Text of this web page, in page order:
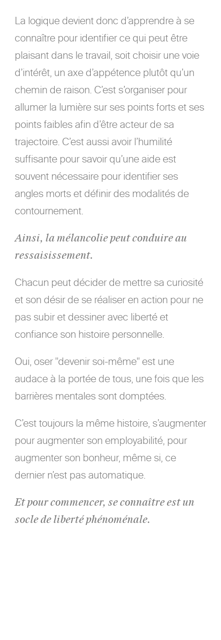
La logique devient donc d’apprendre à se
connaître pour identifier ce qui peut être
plaisant dans le travail, soit choisir une voie
d’intérêt, un axe d’appétence plutôt qu’un
chemin de raison. C’est s’organiser pour
allumer la lumière sur ses points forts et ses
points faibles afin d’être acteur de sa
trajectoire. C’est aussi avoir l’humilité
suffisante pour savoir qu’une aide est
souvent nécessaire pour identifier ses
angles morts et définir des modalités de
contournement.
Ainsi, la mélancolie peut conduire au
ressaisissement.
Chacun peut décider de mettre sa curiosité
et son désir de se réaliser en action pour ne
pas subir et dessiner avec liberté et
confiance son histoire personnelle.
Oui, oser "devenir soi-même" est une
audace à la portée de tous, une fois que les
barrières mentales sont domptées.
C’est toujours la même histoire, s’augmenter
pour augmenter son employabilité, pour
augmenter son bonheur, même si, ce
dernier n’est pas automatique.
Et pour commencer, se connaître est un
socle de liberté phénoménale.